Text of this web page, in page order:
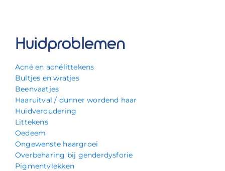
Huidproblemen
Acné en acnélittekens
Bultjes en wratjes
Beenvaatjes
Haaruitval / dunner wordend haar
Huidveroudering
Littekens
Oedeem
Ongewenste haargroei
Overbeharing bij genderdysforie
Pigmentvlekken